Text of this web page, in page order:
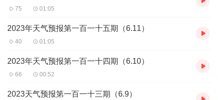
75 01:05
2023年天气预报第一百一十五期（6.11）
40 01:05
2023年天气预报第一百一十四期（6.10）
66 00:52
2023天气预报第一百一十三期（6.9）